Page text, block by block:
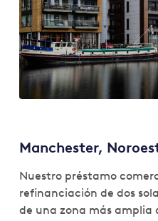
Manchester,
Nuestro préstamo
refinanciación de dos
de una zona más amplia